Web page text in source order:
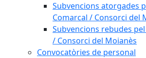
Subvencions atorgades
Comarcal / Consorci del
Subvencions rebudes
/ Consorci del Moianès
Convocatòries de personal